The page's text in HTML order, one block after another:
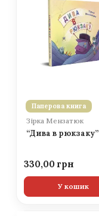
Паперова книга
Зірка Мензатюк
“Дива в рюкзаку”
330,00
У кошик